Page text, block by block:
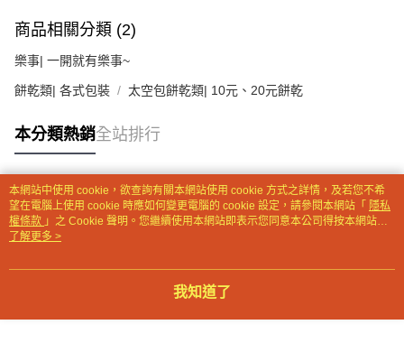
２．關於個人資料處理事宜，請瀏覽以下網址：
３．未成年的使用者請事先徵得法定代理人或監護人之同意方可使用
任。
時審查核予不同之上限額度；若仍有額度不足之情形，本公司將視審查結果
請求用戶進行身份認證。
恩沛科技股份有限公司將有權停止該用戶之使用額度並採取法律行動。
商品相關分類 (2)
樂事| 一開就有樂事~
餅乾類| 各式包裝 太空包餅乾類| 10元、20元餅乾
本分類熱銷全站排行
熱門標籤
本網站中使用 cookie，欲查詢有關本網站使用 cookie 方式之詳情，及若您不希
望在電腦上使用 cookie 時應如何變更電腦的 cookie 設定，請參閱本網站「 隱私
權條款 」之 Cookie 聲明。您繼續使用本網站即表示您同意本公司得按本網站使
用條款之 Cookie 聲明使用 cookie。
了解更多 >
我知道了